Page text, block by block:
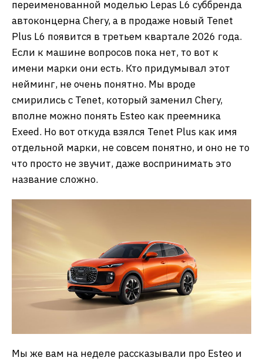
переименованной моделью Lepas L6 суббренда
автоконцерна Chery, а в продаже новый Tenet
Plus L6 появится в третьем квартале 2026 года.
Если к машине вопросов пока нет, то вот к
имени марки они есть. Кто придумывал этот
нейминг, не очень понятно. Мы вроде
смирились с Tenet, который заменил Chery,
вполне можно понять Esteo как преемника
Exeed. Но вот откуда взялся Tenet Plus как имя
отдельной марки, не совсем понятно, и оно не то
что просто не звучит, даже воспринимать это
название сложно.
Мы же вам на неделе рассказывали про Esteo и